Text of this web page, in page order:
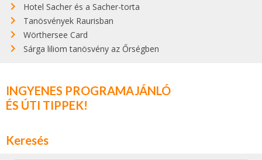
Hotel Sacher és a Sacher-torta
Tanösvények Raurisban
Wörthersee Card
Sárga liliom tanösvény az Őrségben
INGYENES PROGRAMAJÁNLÓ
ÉS ÚTI TIPPEK!
Keresés